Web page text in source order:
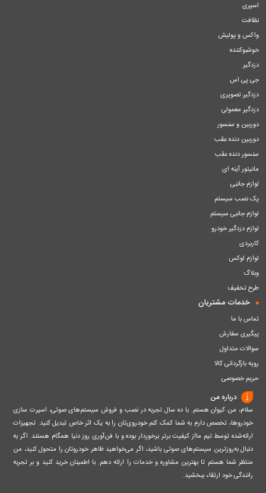
اسپری
نظافت
واکس و پولیش
خوشبوکننده
دزدگیر
جی پی اس
دزدگیر تصویری
دزدگیر معمولی
دوربین و سنسور
دوربین دنده عقب
سنسور دنده عقب
مانیتور آینه ای
لوازم جانبی
پک نصب سیستم
لوازم جانبی سیستم
لوازم دزدگیر خودرو
کاربردی
لوازم لوکس
وبلاگ
طرح تخفیف
خدمات مشتریان
تماس با ما
پیگیری سفارش
سوالات متداول
رویه بازگردانی کالا
حریم خصوصی
درباره من
سلام، من کیوان هستم. با ده سال تجربه در نصب و فروش سیستم‌های صوتی، اسپرت سازی
خودروها، تخصص دارم به شما کمک کنم خودروی‌تان را به یک اثر خاص تبدیل کنید. تجهیزات
ارائه‌شده توسط تیم مااز کیفیت برتر برخوردار بوده و با فن‌آوری روز دنیا همگام هستند. اگر به
دنبال به‌روزترین سیستم‌های صوتی باشید، اگر می‌خواهید ظاهر خودروتان را متحول کنید، من
منتظر شما هستم تا بهترین مشاوره و خدمات را ارائه دهم. با اطمینان خرید کنید و بر تجربه
رانندگی خود ارتقاء ببخشید.